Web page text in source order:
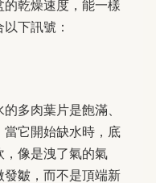
乾燥速度，能一樣
下訊號：
多肉葉片是飽滿、
它開始缺水時，底
，像是洩了氣的氣
皺，而不是頂端新